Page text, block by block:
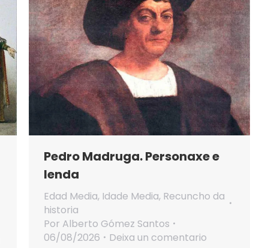
Pedro Madruga. Personaxe e
lenda
Edad Media, Idade Media, Recuncho da
historia
Por Alberto Gómez Santos
06/08/2026
Deixa un comentario